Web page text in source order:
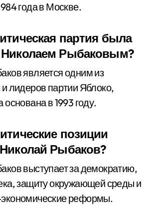
года в Москве.
партия была
Николаем Рыбаковым?
является одним из
лидеров партии Яблоко,
основана в 1993 году.
позиции
Рыбаков?
выступает за демократию,
защиту окружающей среды и
реформы.